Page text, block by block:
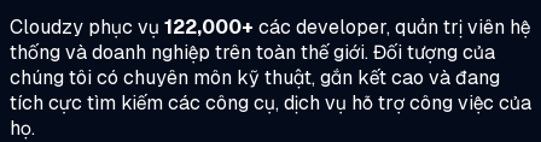
Cloudzy phục vụ 122,000+ các developer, quản trị viên hệ
thống và doanh nghiệp trên toàn thế giới. Đối tượng của
chúng tôi có chuyên môn kỹ thuật, gắn kết cao và đang
tích cực tìm kiếm các công cụ, dịch vụ hỗ trợ công việc của
họ.